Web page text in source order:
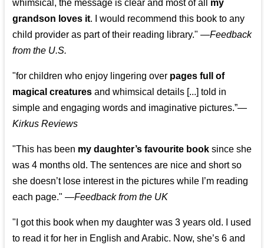
whimsical, the message is clear and most of all my
grandson loves it. I would recommend this book to any
child provider as part of their reading library." —Feedback
from the U.S.
"for children who enjoy lingering over pages full of
magical creatures and whimsical details [...] told in
simple and engaging words and imaginative pictures.”—
Kirkus Reviews
"This has been my daughter’s favourite book since she
was 4 months old. The sentences are nice and short so
she doesn’t lose interest in the pictures while I’m reading
each page." —Feedback from the UK
"I got this book when my daughter was 3 years old. I used
to read it for her in English and Arabic. Now, she’s 6 and